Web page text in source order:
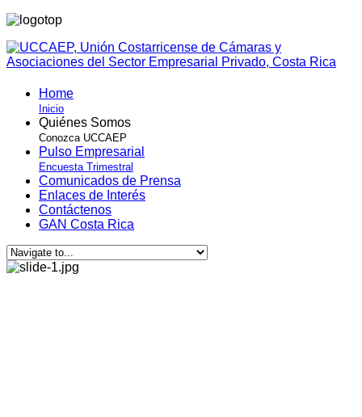
Home
Inicio
Quiénes Somos
Conozca UCCAEP
Pulso Empresarial
Encuesta Trimestral
Comunicados de Prensa
Enlaces de Interés
Contáctenos
GAN Costa Rica